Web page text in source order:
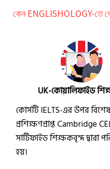
কেন ENGLISHOLOGY-তে
UK-কোয়ালিফাইড
কোর্সটি IELTS-এর উপর
প্রশিক্ষণপ্রাপ্ত Cambridge
সার্টিফাইড শিক্ষকবৃন্দ দ্বারা
হয়।